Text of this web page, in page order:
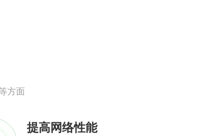
方面
提高网络性能